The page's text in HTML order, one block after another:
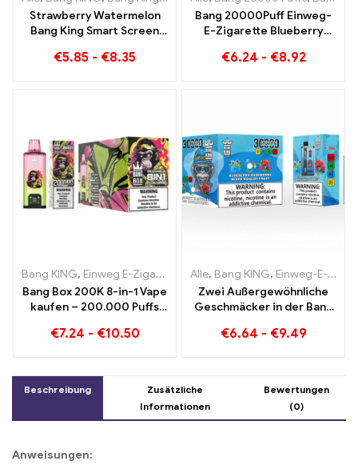
Strawberry Watermelon
Bang King Smart Screen
den entspannenden
€5.85 - €8.35
Bang 20000Puff Einweg-
E-Zigarette Blueberry
und Dual Mesh
€6.24 - €8.92
Bang KING, Einweg E-Zigaretten ,Einweg-E-Zigaretten Belgien
Bang Box 200K 8-in-1 Vape
kaufen – 200.000 Puffs
€7.24 - €10.50
Alle, Bang KING, Einweg-E-Zigaretten Litauen
Zwei Außergewöhnliche
Geschmäcker in der Bang
Zigarette Blueberry
€6.64 - €9.49
Beschreibung
Zusätzliche
Informationen
Bewertungen
(0)
Anweisungen: